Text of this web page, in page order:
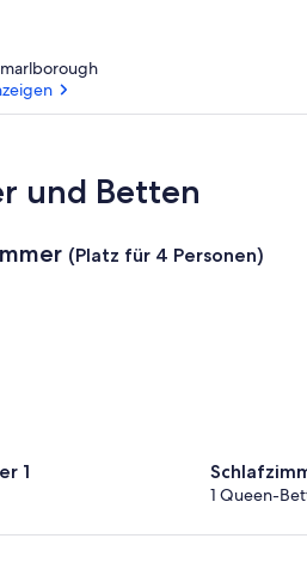
und Betten
(Platz für 4 Personen)
1
1 Queen-